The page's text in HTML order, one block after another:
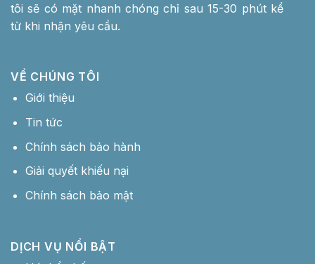
tôi sẽ có mặt nhanh chóng chỉ sau 15-30 phút kể
từ khi nhận yêu cầu.
VỀ CHÚNG TÔI
Giới thiệu
Tin tức
Chính sách bảo hành
Giải quyết khiếu nại
Chính sách bảo mật
DỊCH VỤ NỔI BẬT